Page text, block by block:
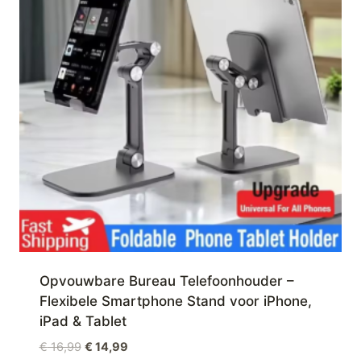
Opvouwbare Bureau Telefoonhouder –
Flexibele Smartphone Stand voor iPhone,
iPad & Tablet
€16,99 Oorspronkelijke
€ 14,99Huidige